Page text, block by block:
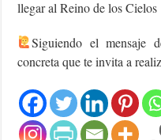
llegar al Reino de los Cielos
‍Siguiendo el mensaje
concreta que te invita a